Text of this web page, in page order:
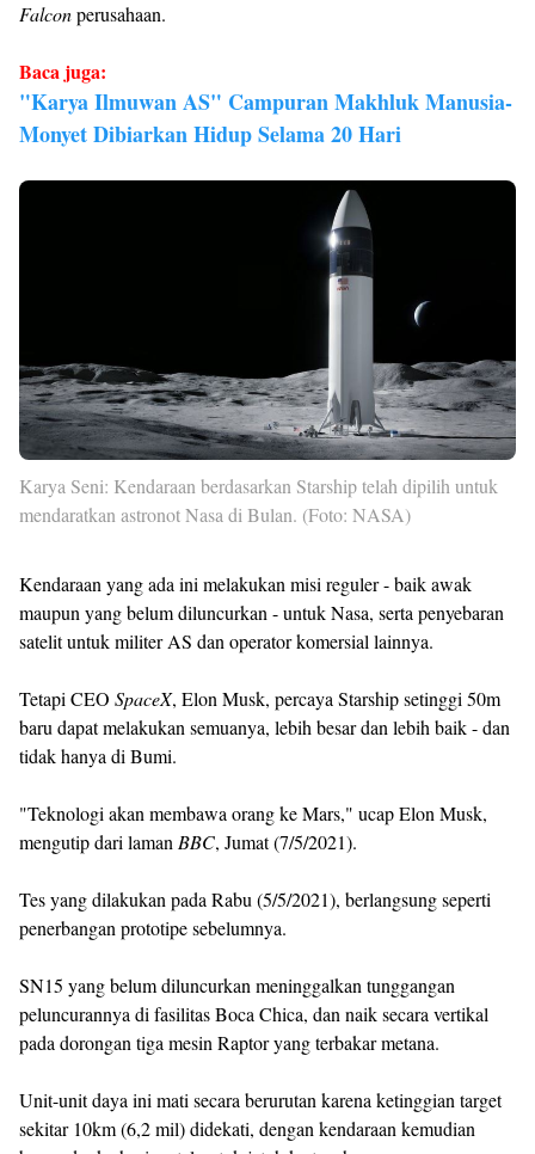
Falconperusahaan.
Baca juga:
"Karya Ilmuwan AS" Campuran Makhluk Manusia-
Monyet Dibiarkan Hidup Selama 20 Hari
Karya Seni: Kendaraan berdasarkan Starship telah dipilih untuk
mendaratkan astronot Nasa di Bulan. (Foto: NASA)
Kendaraan yang ada ini melakukan misi reguler - baik awak
maupun yang belum diluncurkan - untuk Nasa, serta penyebaran
satelit untuk militer AS dan operator komersial lainnya.
Tetapi CEO SpaceX, Elon Musk, percaya Starship setinggi 50m
baru dapat melakukan semuanya, lebih besar dan lebih baik - dan
tidak hanya di Bumi.
"Teknologi akan membawa orang ke Mars," ucap Elon Musk,
mengutip dari laman BBC, Jumat (7/5/2021).
Tes yang dilakukan pada Rabu (5/5/2021), berlangsung seperti
penerbangan prototipe sebelumnya.
SN15 yang belum diluncurkan meninggalkan tunggangan
peluncurannya di fasilitas Boca Chica, dan naik secara vertikal
pada dorongan tiga mesin Raptor yang terbakar metana.
Unit-unit daya ini mati secara berurutan karena ketinggian target
sekitar 10km (6,2 mil) didekati, dengan kendaraan kemudian